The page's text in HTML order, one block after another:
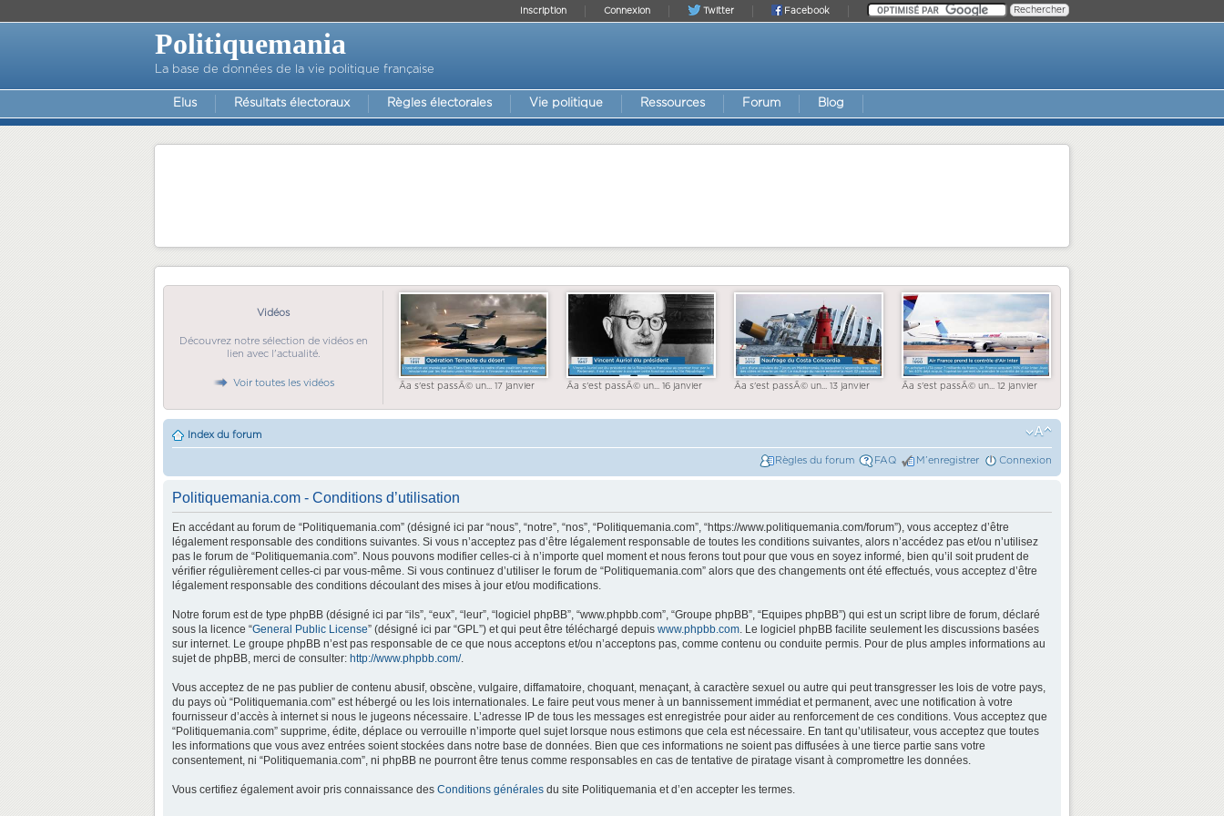
Facebook
Twitter
Connexion
Inscription
Politiquemania
La base de données de la vie politique française
Elus Résultats électoraux Règles électorales Vie politique Ressources Forum Blog
Vidéos
Découvrez notre sélection de vidéos en
lien avec l'actualité.
Voir toutes les vidéos Ãa s'est passÃ© un... 17 janvier Ãa s'est passÃ© un... 16 janvier Ãa s'est passÃ© un... 13 janvier Ãa s'est passÃ© un... 12 janvier
Index du forum
Règles du forum FAQ M’enregistrer Connexion
Politiquemania.com - Conditions d’utilisation
En accédant au forum de “Politiquemania.com” (désigné ici par “nous”, “notre”, “nos”, “Politiquemania.com”, “https://www.politiquemania.com/forum”), vous acceptez d’être
légalement responsable des conditions suivantes. Si vous n’acceptez pas d’être légalement responsable de toutes les conditions suivantes, alors n’accédez pas et/ou n’utilisez
pas le forum de “Politiquemania.com”. Nous pouvons modifier celles-ci à n’importe quel moment et nous ferons tout pour que vous en soyez informé, bien qu’il soit prudent de
vérifier régulièrement celles-ci par vous-même. Si vous continuez d’utiliser le forum de “Politiquemania.com” alors que des changements ont été effectués, vous acceptez d’être
légalement responsable des conditions découlant des mises à jour et/ou modifications.
Notre forum est de type phpBB (désigné ici par “ils”, “eux”, “leur”, “logiciel phpBB”, “www.phpbb.com”, “Groupe phpBB”, “Equipes phpBB”) qui est un script libre de forum, déclaré
sous la licence “General Public License” (désigné ici par “GPL”) et qui peut être téléchargé depuis www.phpbb.com. Le logiciel phpBB facilite seulement les discussions basées
sur internet. Le groupe phpBB n’est pas responsable de ce que nous acceptons et/ou n’acceptons pas, comme contenu ou conduite permis. Pour de plus amples informations au
sujet de phpBB, merci de consulter: http://www.phpbb.com/.
Vous acceptez de ne pas publier de contenu abusif, obscène, vulgaire, diffamatoire, choquant, menaçant, à caractère sexuel ou autre qui peut transgresser les lois de votre pays,
du pays où “Politiquemania.com” est hébergé ou les lois internationales. Le faire peut vous mener à un bannissement immédiat et permanent, avec une notification à votre
fournisseur d’accès à internet si nous le jugeons nécessaire. L’adresse IP de tous les messages est enregistrée pour aider au renforcement de ces conditions. Vous acceptez que
“Politiquemania.com” supprime, édite, déplace ou verrouille n’importe quel sujet lorsque nous estimons que cela est nécessaire. En tant qu’utilisateur, vous acceptez que toutes
les informations que vous avez entrées soient stockées dans notre base de données. Bien que ces informations ne soient pas diffusées à une tierce partie sans votre
consentement, ni “Politiquemania.com”, ni phpBB ne pourront être tenus comme responsables en cas de tentative de piratage visant à compromettre les données.
Vous certifiez également avoir pris connaissance des Conditions générales du site Politiquemania et d’en accepter les termes.